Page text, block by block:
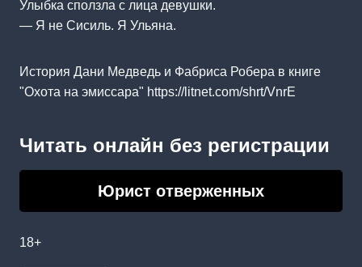
Улыбка сползла с лица девушки.
— Я не Сисиль. Я Ульяна.
История Дани Медведь и Фабриса Робера в книге
"Охота на эмиссара" https://litnet.com/shrt/VnrE
Читать онлайн без регистрации
Юрист отверженных
18+